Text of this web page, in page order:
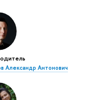
Александр Антонович